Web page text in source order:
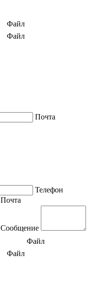
Файл
Файл
Почта
Телефон
Почта
Сообщение
Файл
Файл